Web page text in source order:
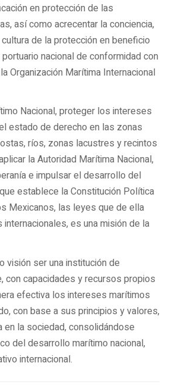
en protección de las
así como acrecentar la conciencia,
de la protección en beneficio
nacional de conformidad con
Organización Marítima Internacional
Nacional, proteger los intereses
estado de derecho en las zonas
ríos, zonas lacustres y recintos
la Autoridad Marítima Nacional,
e impulsar el desarrollo del
establece la Constitución Política
Mexicanos, las leyes que de ella
es una misión de la
visión ser una institución de
con capacidades y recursos propios
efectiva los intereses marítimos
con base a sus principios y valores,
en la sociedad, consolidándose
del desarrollo marítimo nacional,
internacional.